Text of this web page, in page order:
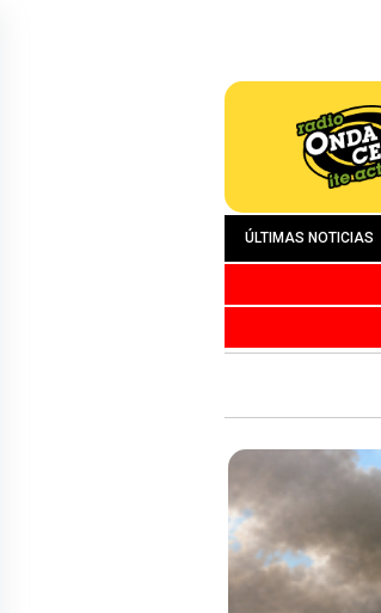
ÚLTIMAS NOTICIAS